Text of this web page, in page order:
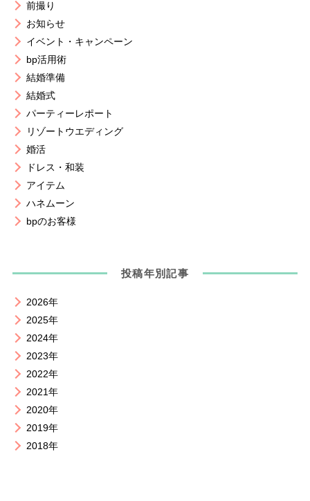
前撮り
お知らせ
イベント・キャンペーン
bp活用術
結婚準備
結婚式
パーティーレポート
リゾートウエディング
婚活
ドレス・和装
アイテム
ハネムーン
bpのお客様
投稿年別記事
2026年
2025年
2024年
2023年
2022年
2021年
2020年
2019年
2018年